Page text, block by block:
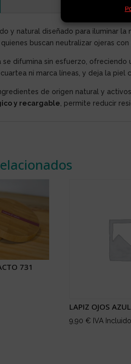
y natural diseñado para iluminar
buscan neutralizar ojeras
se difumina sin esfuerzo, ofreciendo
ni marca líneas, y deja la
de origen natural y
y recargable , permite reducir
731
LAPIZ OJOS AZUL
9,90 € IVA Incluido